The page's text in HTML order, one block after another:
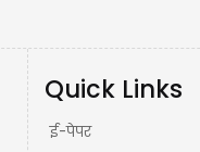
Quick Links
ई-पेपर